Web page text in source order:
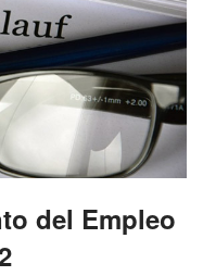
del Empleo